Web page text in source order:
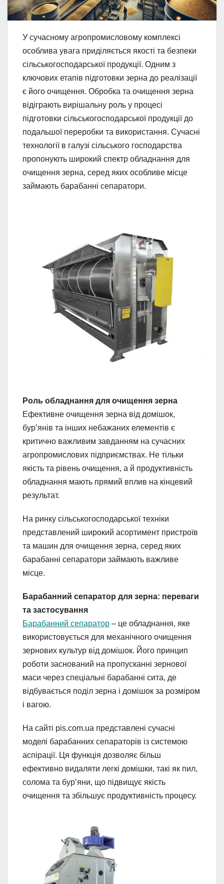
У сучасному агропромисловому комплексі
особлива увага приділяється якості та безпеки
сільськогосподарської продукції. Одним з
ключових етапів підготовки зерна до реалізації
є його очищення. Обробка та очищення зерна
відіграють вирішальну роль у процесі
підготовки сільськогосподарської продукції до
подальшої переробки та використання. Сучасні
технології в галузі сільського господарства
пропонують широкий спектр обладнання для
очищення зерна, серед яких особливе місце
займають барабанні сепаратори.
Роль обладнання для очищення зерна
Ефективне очищення зерна від домішок,
бур’янів та інших небажаних елементів є
критично важливим завданням на сучасних
агропромислових підприємствах. Не тільки
якість та рівень очищення, а й продуктивність
обладнання мають прямий вплив на кінцевий
результат.
На ринку сільськогосподарської техніки
представлений широкий асортимент пристроїв
та машин для очищення зерна, серед яких
барабанні сепаратори займають важливе
місце.
Барабанний сепаратор для зерна: переваги
та застосування
Барабанний сепаратор – це обладнання, яке
використовується для механічного очищення
зернових культур від домішок. Його принцип
роботи заснований на пропусканні зернової
маси через спеціальні барабанні сита, де
відбувається поділ зерна і домішок за розміром
і вагою.
На сайті pis.com.ua представлені сучасні
моделі барабанних сепараторів із системою
аспірації. Ця функція дозволяє більш
ефективно видаляти легкі домішки, такі як пил,
солома та бур’яни, що підвищує якість
очищення та збільшує продуктивність процесу.